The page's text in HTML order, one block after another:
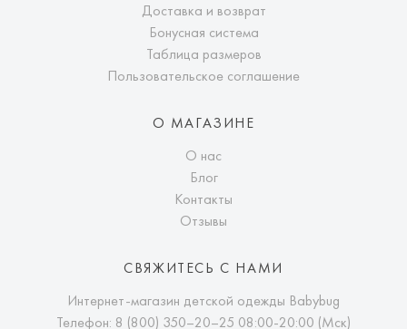
Доставка и возврат
Бонусная система
Таблица размеров
Пользовательское соглашение
О МАГАЗИНЕ
О нас
Блог
Контакты
Отзывы
СВЯЖИТЕСЬ С НАМИ
Интернет-магазин детской одежды Babybug
Телефон: 8 (800) 350–20–25 08:00-20:00 (Мск)